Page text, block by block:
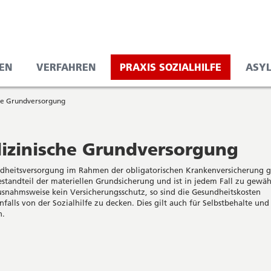
VERFAHREN PRAXIS SOZIALHILFE ASYL
Grundversorgung
Grundversorgung
im Rahmen der obligatorischen Krankenversicherung
der materiellen Grundsicherung und ist in jedem Fall zu
kein Versicherungsschutz, so sind die Gesundheitskosten
von der Sozialhilfe zu decken. Dies gilt auch für Selbstbehalte und